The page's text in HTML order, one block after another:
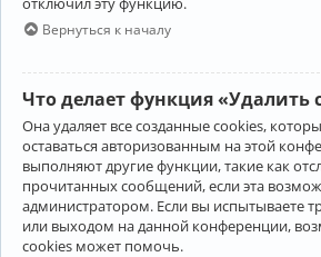
Вернуться к началу
Что делает функция «Удалить
Она удаляет все созданные cookies,
оставаться авторизованным на этой
выполняют другие функции, такие как
прочитанных сообщений, если эта
администратором. Если вы испытываете
или выходом на данной конференции,
cookies может помочь.